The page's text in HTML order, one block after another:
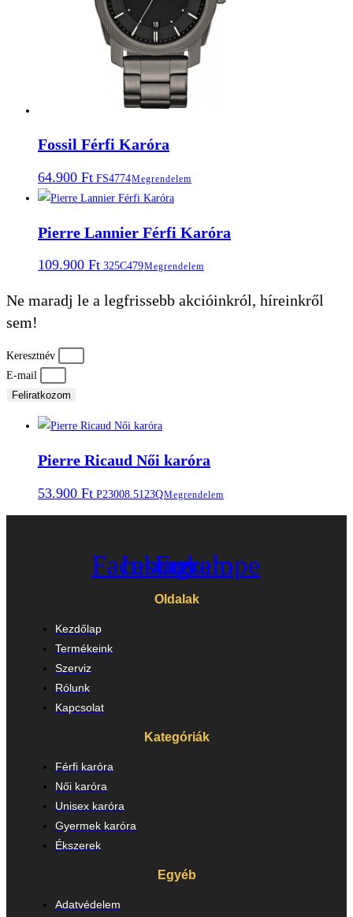
Fossil Férfi Karóra
64.900 Ft FS4774Megrendelem
Pierre Lannier Férfi Karóra
109.900 Ft 325C479Megrendelem
Ne maradj le a legfrissebb akcióinkról, híreinkről
sem!
Keresztnév
E-mail
Feliratkozom
Pierre Ricaud Női karóra
53.900 Ft P23008.5123QMegrendelem
Facebook
Instagram
Envelope
Oldalak
Kezdőlap
Termékeink
Szerviz
Rólunk
Kapcsolat
Kategóriák
Férfi karóra
Női karóra
Unisex karóra
Gyermek karóra
Ékszerek
Egyéb
Adatvédelem